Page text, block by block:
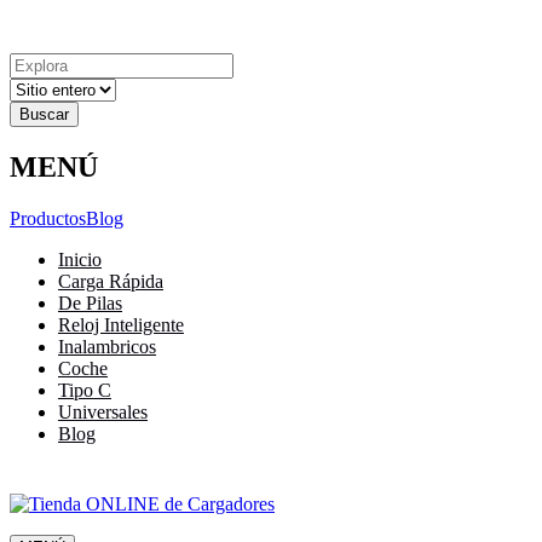
Resultados
para
MENÚ
ProductosBlog
Inicio
Carga Rápida
De Pilas
Reloj Inteligente
Inalambricos
Coche
Tipo C
Universales
Blog